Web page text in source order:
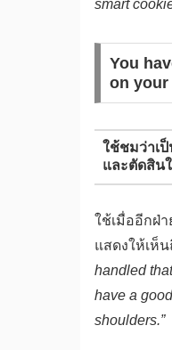
smart
You
on
ใช้ชมว่าเ
และตัดสิน
ใช้เมื่ออีกฝ่
แสดงให้เห็
handled
have a
shoulders.”